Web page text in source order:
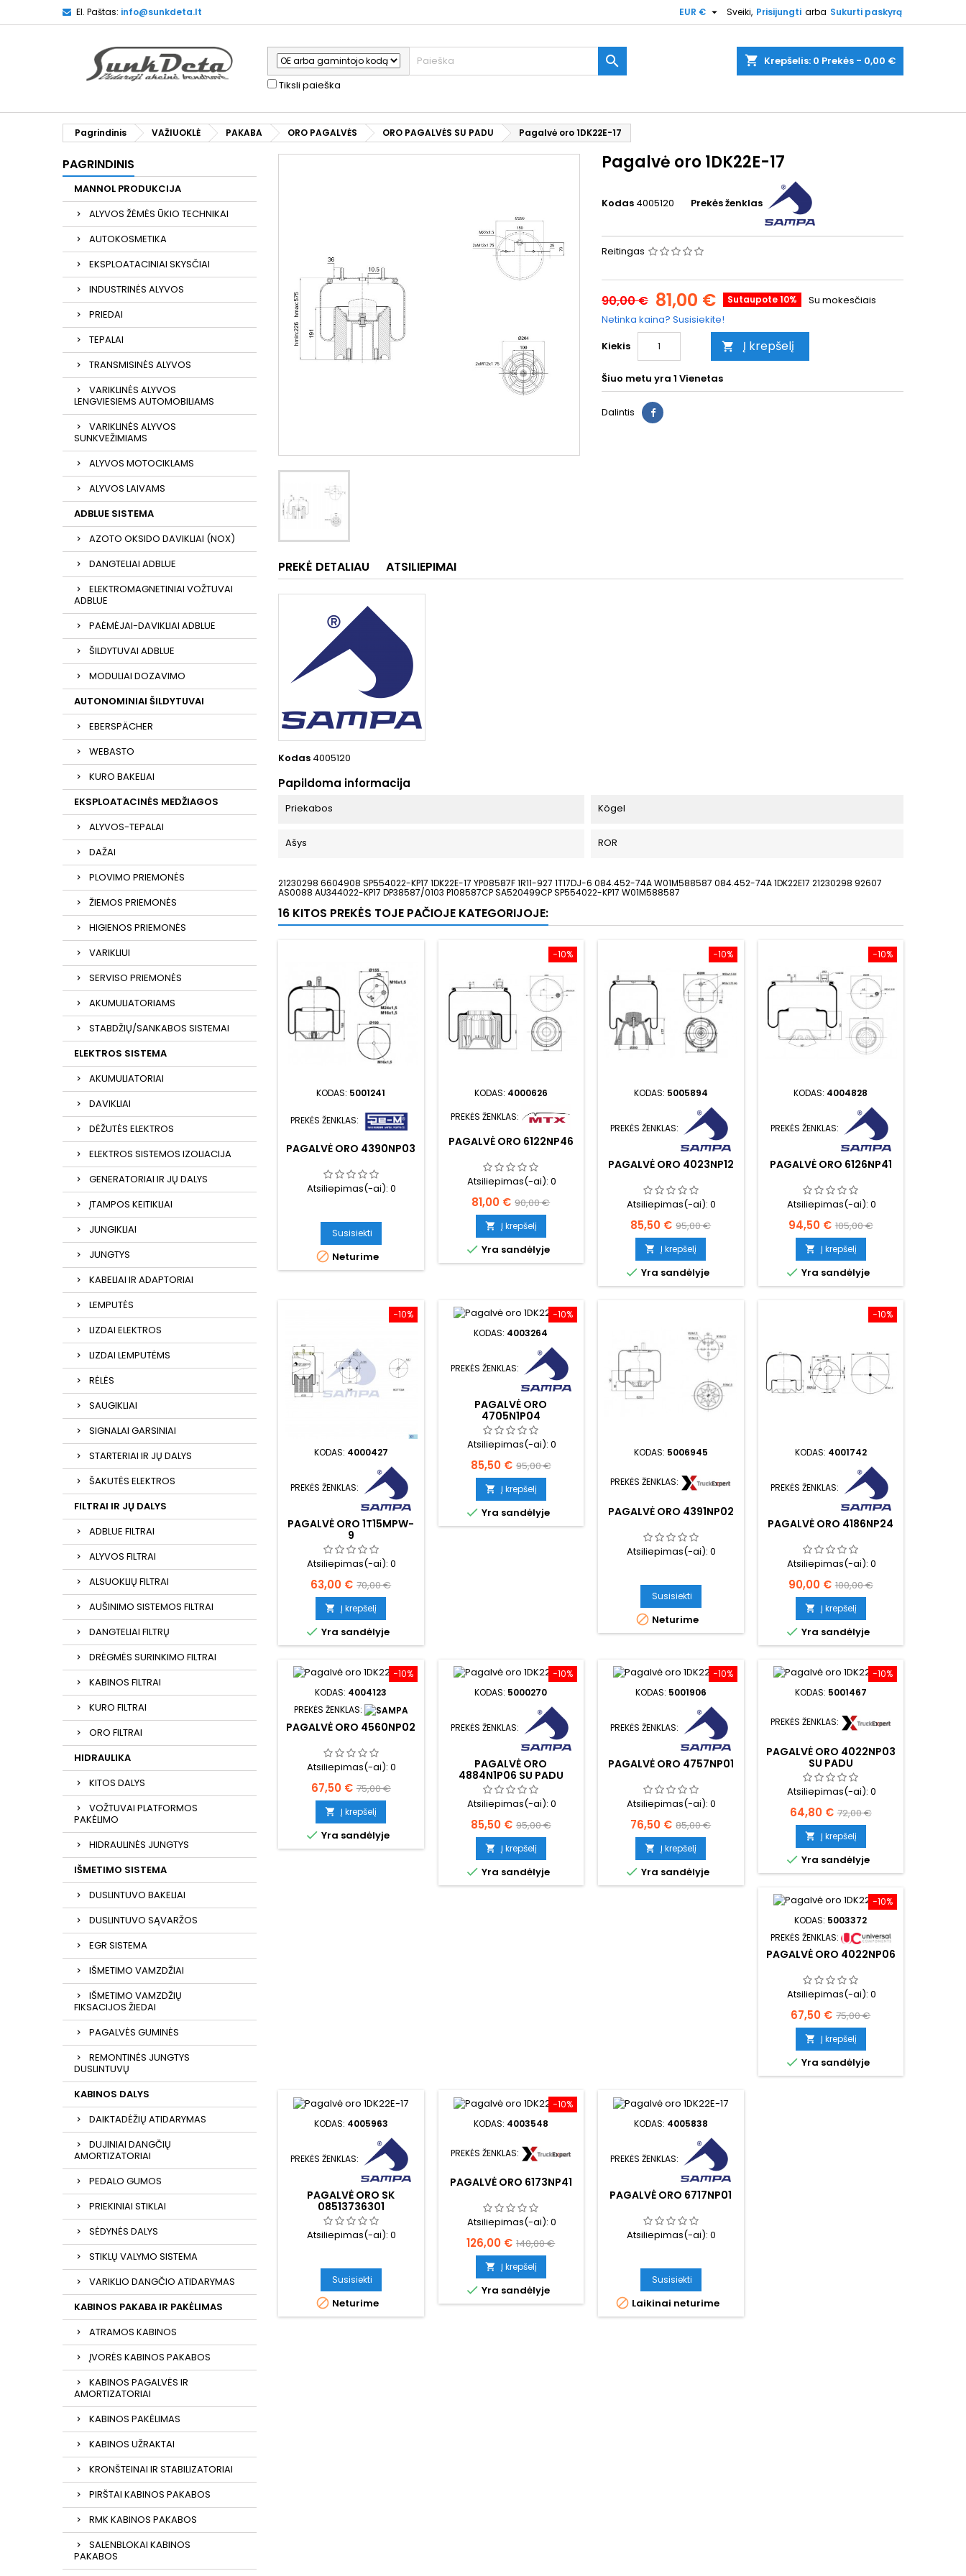
El. Paštas: info@sunkdeta.lt Sveiki, Prisijungti arba Sukurti paskyrą
EUR € 
shopping_cart Krepšelis: 0 Prekės - 0,00 €
Tiksli paieška

Pagrindinis VAŽIUOKLĖ PAKABA ORO PAGALVĖS ORO PAGALVĖS SU PADU Pagalvė oro 1DK22E-17
PAGRINDINIS
MANNOL PRODUKCIJA
ALYVOS ŽĖMĖS ŪKIO TECHNIKAI
AUTOKOSMETIKA
EKSPLOATACINIAI SKYSČIAI
INDUSTRINĖS ALYVOS
PRIEDAI
TEPALAI
TRANSMISINĖS ALYVOS
VARIKLINĖS ALYVOS
LENGVIESIEMS AUTOMOBILIAMS
VARIKLINĖS ALYVOS
SUNKVEŽIMIAMS
ALYVOS MOTOCIKLAMS
ALYVOS LAIVAMS
ADBLUE SISTEMA
AZOTO OKSIDO DAVIKLIAI (NOX)
DANGTELIAI ADBLUE
ELEKTROMAGNETINIAI VOŽTUVAI
ADBLUE
PAĖMĖJAI-DAVIKLIAI ADBLUE
ŠILDYTUVAI ADBLUE
MODULIAI DOZAVIMO
AUTONOMINIAI ŠILDYTUVAI
EBERSPÄCHER
WEBASTO
KURO BAKELIAI
EKSPLOATACINĖS MEDŽIAGOS
ALYVOS-TEPALAI
DAŽAI
PLOVIMO PRIEMONĖS
ŽIEMOS PRIEMONĖS
HIGIENOS PRIEMONĖS
VARIKLIUI
SERVISO PRIEMONĖS
AKUMULIATORIAMS
STABDŽIŲ/SANKABOS SISTEMAI
ELEKTROS SISTEMA
AKUMULIATORIAI
DAVIKLIAI
DĖŽUTĖS ELEKTROS
ELEKTROS SISTEMOS IZOLIACIJA
GENERATORIAI IR JŲ DALYS
ĮTAMPOS KEITIKLIAI
JUNGIKLIAI
JUNGTYS
KABELIAI IR ADAPTORIAI
LEMPUTĖS
LIZDAI ELEKTROS
LIZDAI LEMPUTĖMS
RĖLĖS
SAUGIKLIAI
SIGNALAI GARSINIAI
STARTERIAI IR JŲ DALYS
ŠAKUTĖS ELEKTROS
FILTRAI IR JŲ DALYS
ADBLUE FILTRAI
ALYVOS FILTRAI
ALSUOKLIŲ FILTRAI
AUŠINIMO SISTEMOS FILTRAI
DANGTELIAI FILTRŲ
DRĖGMĖS SURINKIMO FILTRAI
KABINOS FILTRAI
KURO FILTRAI
ORO FILTRAI
HIDRAULIKA
KITOS DALYS
VOŽTUVAI PLATFORMOS
PAKĖLIMO
HIDRAULINĖS JUNGTYS
IŠMETIMO SISTEMA
DUSLINTUVO BAKELIAI
DUSLINTUVO SĄVARŽOS
EGR SISTEMA
IŠMETIMO VAMZDŽIAI
IŠMETIMO VAMZDŽIŲ
FIKSACIJOS ŽIEDAI
PAGALVĖS GUMINĖS
REMONTINĖS JUNGTYS
DUSLINTUVŲ
KABINOS DALYS
DAIKTADĖŽIŲ ATIDARYMAS
DUJINIAI DANGČIŲ
AMORTIZATORIAI
PEDALO GUMOS
PRIEKINIAI STIKLAI
SĖDYNĖS DALYS
STIKLŲ VALYMO SISTEMA
VARIKLIO DANGČIO ATIDARYMAS
KABINOS PAKABA IR PAKĖLIMAS
ATRAMOS KABINOS
ĮVORĖS KABINOS PAKABOS
KABINOS PAGALVĖS IR
AMORTIZATORIAI
KABINOS PAKĖLIMAS
KABINOS UŽRAKTAI
KRONŠTEINAI IR STABILIZATORIAI
PIRŠTAI KABINOS PAKABOS
RMK KABINOS PAKABOS
SALENBLOKAI KABINOS
PAKABOS
Pagalvė oro 1DK22E-17
Kodas 4005120 Prekės ženklas
Reitingas
90,00 € 81,00 € Sutaupote 10%
Su mokesčiais
Netinka kaina? Susisiekite!
Kiekis
 Į krepšelį
Šiuo metu yra 1 Vienetas
Dalintis
PREKĖ DETALIAU ATSILIEPIMAI
Kodas 4005120
Papildoma informacija
Priekabos Kögel
Ašys ROR
21230298 6604908 SP554022-KP17 1DK22E-17 YP08587F 1R11-927 1T17DJ-6 084.452-74A W01M588587 084.452-74A 1DK22E17 21230298 92607
AS0088 AU344022-KP17 DP38587/0103 P108587CP SA520499CP SP554022-KP17 W01M588587
16 KITOS PREKĖS TOJE PAČIOJE KATEGORIJOJE:
KODAS: 5001241
PREKĖS ŽENKLAS:
PAGALVĖ ORO 4390NP03
Atsiliepimas(-ai):0
Susisiekti
 Neturime
−10%
KODAS: 4000626
PREKĖS ŽENKLAS:
PAGALVĖ ORO 6122NP46
Atsiliepimas(-ai): 0
Kaina
81,00 € Bazinė
kaina
90,00 €
 Į krepšelį
 Yra sandėlyje
−10%
KODAS: 5005894
PREKĖS ŽENKLAS:
PAGALVĖ ORO 4023NP12
Atsiliepimas(-ai):0
Kaina
85,50 € Bazinė
kaina
95,00 €
 Į krepšelį
 Yra sandėlyje
−10%
KODAS: 4004828
PREKĖS ŽENKLAS:
PAGALVĖ ORO 6126NP41
Atsiliepimas(-ai): 0
Kaina
94,50 € Bazinė
kaina
105,00 €
 Į krepšelį
 Yra sandėlyje
−10%
KODAS: 4000427
PREKĖS ŽENKLAS:
PAGALVĖ ORO 1T15MPW-
9
Atsiliepimas(-ai):0
Kaina
63,00 € Bazinė
kaina
70,00 €
 Į krepšelį
 Yra sandėlyje
−10%
KODAS: 4003264
PREKĖS ŽENKLAS:
PAGALVĖ ORO
4705N1P04
Atsiliepimas(-ai): 0
Kaina
85,50 € Bazinė
kaina
95,00 €
 Į krepšelį
 Yra sandėlyje
KODAS: 5006945
PREKĖS ŽENKLAS:
PAGALVĖ ORO 4391NP02
Atsiliepimas(-ai):0
Susisiekti
 Neturime
−10%
KODAS: 4001742
PREKĖS ŽENKLAS:
PAGALVĖ ORO 4186NP24
Atsiliepimas(-ai): 0
Kaina
90,00 € Bazinė
kaina
100,00 €
 Į krepšelį
 Yra sandėlyje
−10%
KODAS: 4004123
PREKĖS ŽENKLAS:
PAGALVĖ ORO 4560NP02
Atsiliepimas(-ai):0
Kaina
67,50 € Bazinė
kaina
75,00 €
 Į krepšelį
 Yra sandėlyje
−10%
KODAS: 5000270
PREKĖS ŽENKLAS:
PAGALVĖ ORO
4884N1P06 SU PADU
Atsiliepimas(-ai): 0
Kaina
85,50 € Bazinė
kaina
95,00 €
 Į krepšelį
 Yra sandėlyje
−10%
KODAS: 5001906
PREKĖS ŽENKLAS:
PAGALVĖ ORO 4757NP01
Atsiliepimas(-ai):0
Kaina
76,50 € Bazinė
kaina
85,00 €
 Į krepšelį
 Yra sandėlyje
−10%
KODAS: 5001467
PREKĖS ŽENKLAS:
PAGALVĖ ORO 4022NP03
SU PADU
Atsiliepimas(-ai): 0
Kaina
64,80 € Bazinė
kaina
72,00 €
 Į krepšelį
 Yra sandėlyje
−10%
KODAS: 5003372
PREKĖS ŽENKLAS:
PAGALVĖ ORO 4022NP06
Atsiliepimas(-ai): 0
Kaina
67,50 € Bazinė
kaina
75,00 €
 Į krepšelį
 Yra sandėlyje
KODAS: 4005963
PREKĖS ŽENKLAS:
PAGALVĖ ORO SK
08513736301
Atsiliepimas(-ai):0
Susisiekti
 Neturime
−10%
KODAS: 4003548
PREKĖS ŽENKLAS:
PAGALVĖ ORO 6173NP41
Atsiliepimas(-ai): 0
Kaina
126,00 € Bazinė
kaina
140,00 €
 Į krepšelį
 Yra sandėlyje
KODAS: 4005838
PREKĖS ŽENKLAS:
PAGALVĖ ORO 6717NP01
Atsiliepimas(-ai):0
Susisiekti
 Laikinai neturime